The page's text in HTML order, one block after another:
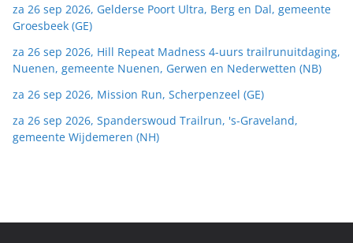
za 26 sep 2026, Gelderse Poort Ultra, Berg en Dal, gemeente
Groesbeek (GE)
za 26 sep 2026, Hill Repeat Madness 4-uurs trailrunuitdaging,
Nuenen, gemeente Nuenen, Gerwen en Nederwetten (NB)
za 26 sep 2026, Mission Run, Scherpenzeel (GE)
za 26 sep 2026, Spanderswoud Trailrun, 's-Graveland,
gemeente Wijdemeren (NH)